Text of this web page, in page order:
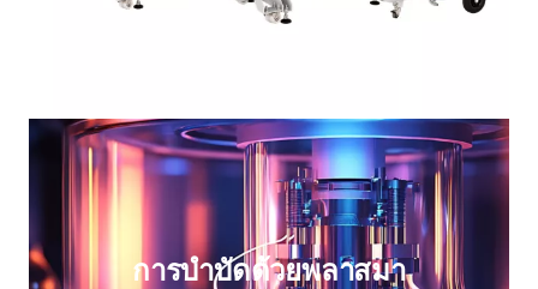
การบําบัดด้วยพลาสมา